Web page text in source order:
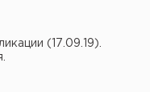
(17.09.19).